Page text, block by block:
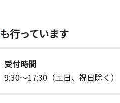
も行っています
受付時間
9:30～17:30（土日、祝日除く）